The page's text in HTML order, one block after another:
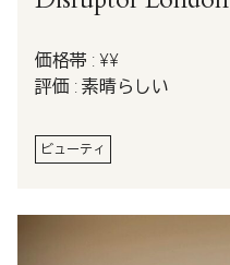
価格帯 : ¥¥
評価 : 素晴らしい
ビューティ